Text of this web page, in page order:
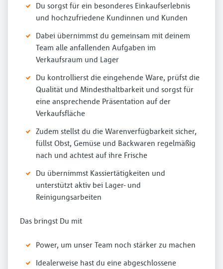
Du sorgst für ein besonderes Einkaufserlebnis
und hochzufriedene Kundinnen und Kunden
Dabei übernimmst du gemeinsam mit deinem
Team alle anfallenden Aufgaben im
Verkaufsraum und Lager
Du kontrollierst die eingehende Ware, prüfst die
Qualität und Mindesthaltbarkeit und sorgst für
eine ansprechende Präsentation auf der
Verkaufsfläche
Zudem stellst du die Warenverfügbarkeit sicher,
füllst Obst, Gemüse und Backwaren regelmäßig
nach und achtest auf ihre Frische
Du übernimmst Kassiertätigkeiten und
unterstützt aktiv bei Lager- und
Reinigungsarbeiten
Das bringst Du mit
Power, um unser Team noch stärker zu machen
Idealerweise hast du eine abgeschlossene